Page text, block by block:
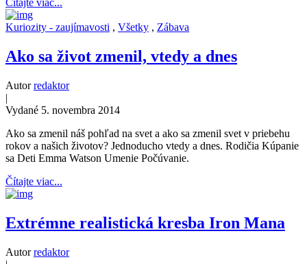
Čítajte viac...
Kuriozity - zaujímavosti , Všetky , Zábava
Ako sa život zmenil, vtedy a dnes
Autorredaktor
|
Vydané 5. novembra 2014
Ako sa zmenil náš pohľad na svet a ako sa zmenil svet v priebehu
rokov a našich životov? Jednoducho vtedy a dnes. Rodičia Kúpanie
sa Deti Emma Watson Umenie Počúvanie.
Čítajte viac...
Extrémne realistická kresba Iron Mana
Autorredaktor